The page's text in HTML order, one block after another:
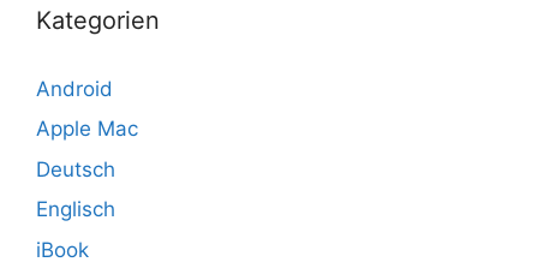
Kategorien
Android
Apple Mac
Deutsch
Englisch
iBook